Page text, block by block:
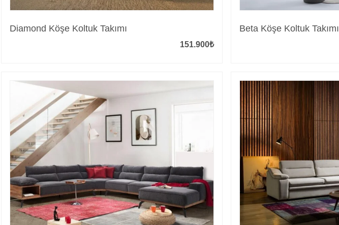
Diamond Köşe Koltuk Takımı
151.900₺
Beta Köşe Koltuk Takımı